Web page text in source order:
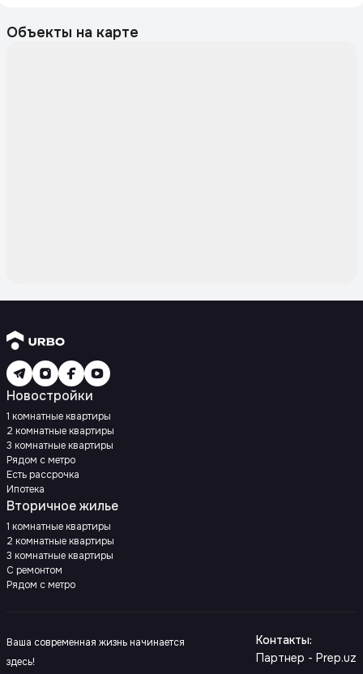
Объекты на карте
Новостройки
1 комнатные квартиры
2 комнатные квартиры
3 комнатные квартиры
Рядом с метро
Есть рассрочка
Ипотека
Вторичное жилье
1 комнатные квартиры
2 комнатные квартиры
3 комнатные квартиры
С ремонтом
Рядом с метро
Ваша современная жизнь начинается
здесь!
Контакты:
Партнер - Prep.uz